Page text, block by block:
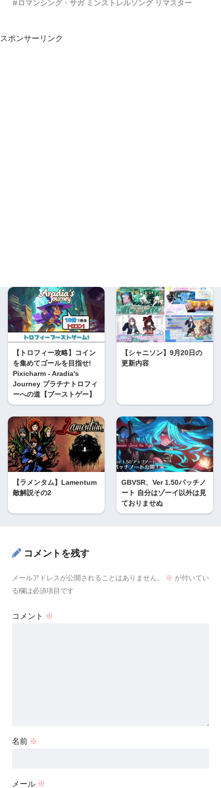
ロマンシング・サガ ミンストレルソング リマスター
スポンサーリンク
【トロフィー攻略】コイン
を集めてゴールを目指せ!
Pixicharm - Aradia's
Journey プラチナトロフィ
ーへの道【ブーストゲー】
【シャニソン】9月20日の
更新内容
【ラメンタム】Lamentum
敵解説その2
GBVSR、Ver 1.50パッチノ
ート 自分はゾーイ以外は見
ておりませぬ
コメントを残す
メールアドレスが公開されることはありません。 ※ が付いてい
る欄は必須項目です
コメント ※
名前 ※
メール ※